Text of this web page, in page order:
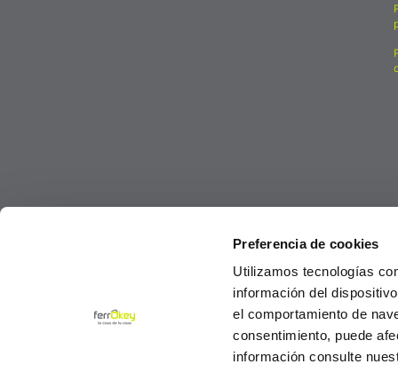
Preferencia de cookies
Utilizamos tecnologías
información del
el comportamiento de
consentimiento, puede
información consulte